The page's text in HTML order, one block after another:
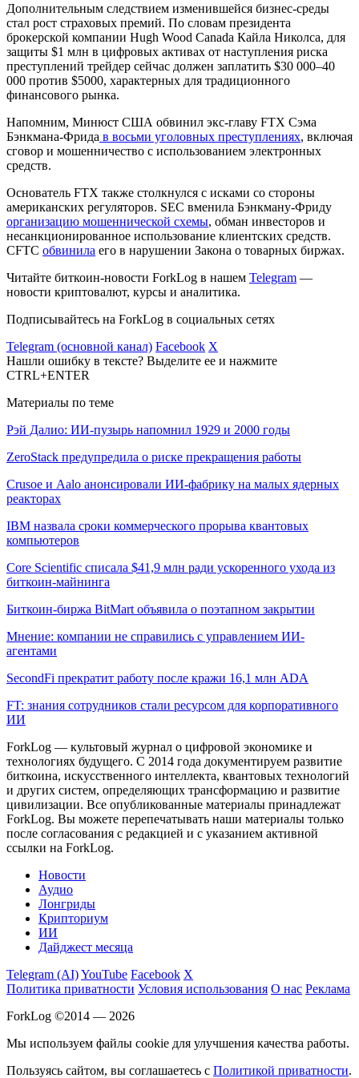
Дополнительным следствием изменившейся бизнес-среды
стал рост страховых премий. По словам президента
брокерской компании Hugh Wood Canada Кайла Николса, для
защиты $1 млн в цифровых активах от наступления риска
преступлений трейдер сейчас должен заплатить $30 000–40
000 против $5000, характерных для традиционного
финансового рынка.
Напомним, Минюст США обвинил экс-главу FTX Сэма
Бэнкмана-Фрида в восьми уголовных преступлениях, включая
сговор и мошенничество с использованием электронных
средств.
Основатель FTX также столкнулся с исками со стороны
американских регуляторов. SEC вменила Бэнкману-Фриду
организацию мошеннической схемы, обман инвесторов и
несанкционированное использование клиентских средств.
CFTC обвинила его в нарушении Закона о товарных биржах.
Читайте биткоин-новости ForkLog в нашем Telegram —
новости криптовалют, курсы и аналитика.
Подписывайтесь на ForkLog в социальных сетях
Telegram (основной канал) Facebook X
Нашли ошибку в тексте? Выделите ее и нажмите
CTRL+ENTER
Материалы по теме
Рэй Далио: ИИ-пузырь напомнил 1929 и 2000 годы
ZeroStack предупредила о риске прекращения работы
Crusoe и Aalo анонсировали ИИ-фабрику на малых ядерных
реакторах
IBM назвала сроки коммерческого прорыва квантовых
компьютеров
Core Scientific списала $41,9 млн ради ускоренного ухода из
биткоин-майнинга
Биткоин-биржа BitMart объявила о поэтапном закрытии
Мнение: компании не справились с управлением ИИ-
агентами
SecondFi прекратит работу после кражи 16,1 млн ADA
FT: знания сотрудников стали ресурсом для корпоративного
ИИ
ForkLog — культовый журнал о цифровой экономике и
технологиях будущего. С 2014 года документируем развитие
биткоина, искусственного интеллекта, квантовых технологий
и других систем, определяющих трансформацию и развитие
цивилизации. Все опубликованные материалы принадлежат
ForkLog. Вы можете перепечатывать наши материалы только
после согласования с редакцией и с указанием активной
ссылки на ForkLog.
Новости
Аудио
Лонгриды
Крипториум
ИИ
Дайджест месяца
Telegram (AI)YouTube Facebook X
Политика приватности Условия использования О нас Реклама
ForkLog ©2014 — 2026
Мы используем файлы cookie для улучшения качества работы.
Пользуясь сайтом, вы соглашаетесь с Политикой приватности.